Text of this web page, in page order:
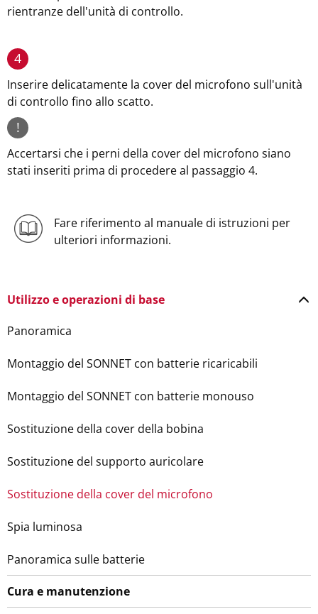
rientranze dell'unità di controllo.
4
Inserire delicatamente la cover del microfono sull'unità
di controllo fino allo scatto.
!
Accertarsi che i perni della cover del microfono siano
stati inseriti prima di procedere al passaggio 4.
Fare riferimento al manuale di istruzioni per
ulteriori informazioni.
Utilizzo e operazioni di base
Panoramica
Montaggio del SONNET con batterie ricaricabili
Montaggio del SONNET con batterie monouso
Sostituzione della cover della bobina
Sostituzione del supporto auricolare
Sostituzione della cover del microfono
Spia luminosa
Panoramica sulle batterie
Cura e manutenzione